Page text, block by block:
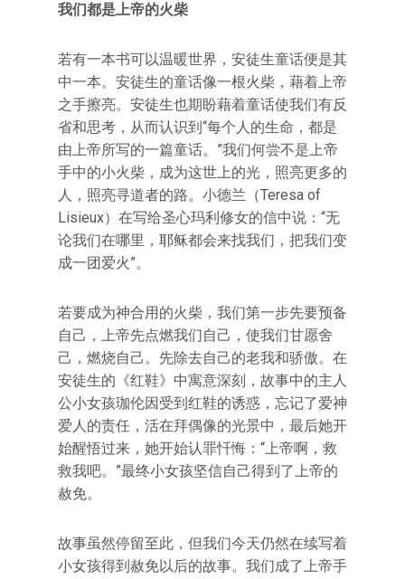
我们都是上帝的火柴
若有一本书可以温暖世界，安徒生童话便是其
中一本。安徒生的童话像一根火柴，藉着上帝
之手擦亮。安徒生也期盼藉着童话使我们有反
省和思考，从而认识到“每个人的生命，都是
由上帝所写的一篇童话。”我们何尝不是上帝
手中的小火柴，成为这世上的光，照亮更多的
人，照亮寻道者的路。小德兰（Teresa of
Lisieux）在写给圣心玛利修女的信中说：“无
论我们在哪里，耶稣都会来找我们，把我们变
成一团爱火”。
若要成为神合用的火柴，我们第一步先要预备
自己，上帝先点燃我们自己，使我们甘愿舍
己，燃烧自己。先除去自己的老我和骄傲。在
安徒生的《红鞋》中寓意深刻，故事中的主人
公小女孩珈伦因受到红鞋的诱惑，忘记了爱神
爱人的责任，活在拜偶像的光景中，最后她开
始醒悟过来，她开始认罪忏悔：“上帝啊，救
救我吧。”最终小女孩坚信自己得到了上帝的
赦免。
故事虽然停留至此，但我们今天仍然在续写着
小女孩得到赦免以后的故事。我们成了上帝手